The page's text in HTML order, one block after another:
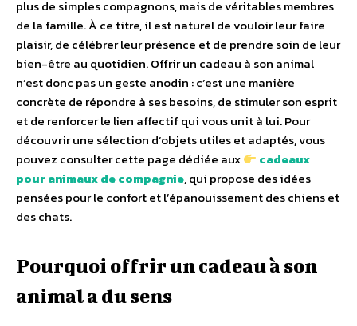
plus de simples compagnons, mais de véritables membres
de la famille. À ce titre, il est naturel de vouloir leur faire
plaisir, de célébrer leur présence et de prendre soin de leur
bien-être au quotidien. Offrir un cadeau à son animal
n’est donc pas un geste anodin : c’est une manière
concrète de répondre à ses besoins, de stimuler son esprit
et de renforcer le lien affectif qui vous unit à lui. Pour
découvrir une sélection d’objets utiles et adaptés, vous
pouvez consulter cette page dédiée aux
cadeaux
pour animaux de compagnie, qui propose des idées
pensées pour le confort et l’épanouissement des chiens et
des chats.
Pourquoi offrir un cadeau à son
animal a du sens